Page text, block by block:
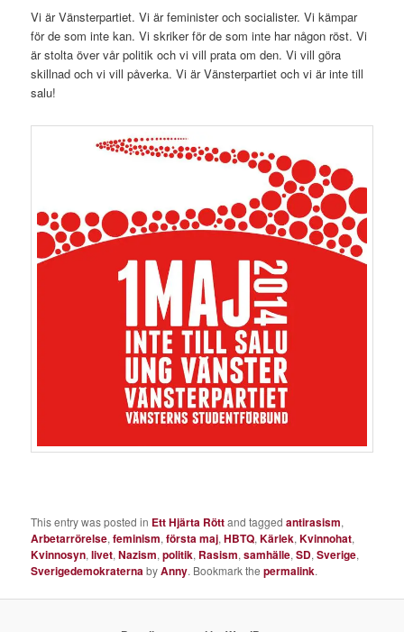
Vi är Vänsterpartiet. Vi är feminister och socialister. Vi kämpar
för de som inte kan. Vi skriker för de som inte har någon röst. Vi
är stolta över vår politik och vi vill prata om den. Vi vill göra
skillnad och vi vill påverka. Vi är Vänsterpartiet och vi är inte till
salu!
This entry was posted in Ett Hjärta Röttand taggedantirasism,
Arbetarrörelse,feminism,första maj,HBTQ,Kärlek,Kvinnohat,
Kvinnosyn,livet,Nazism,politik, Rasism,samhälle,SD,Sverige,
SverigedemokraternabyAnny. Bookmark thepermalink.